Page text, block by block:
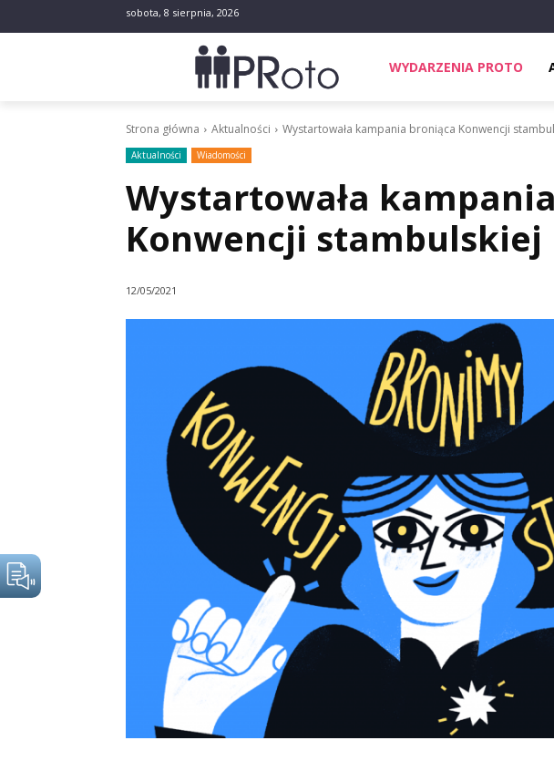
sobota, 8 sierpnia, 2026
WYDARZENIA PROTO
Strona główna Aktualności Wystartowała kampania broniąca Konwencji
Aktualności Wiadomości
Wystartowała
Konwencji stambulskiej
12/05/2021